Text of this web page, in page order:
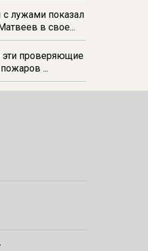
лужами показал
в свое...
эти проверяющие
...